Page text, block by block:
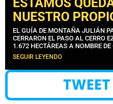
ESTAMOS
NUESTRO
EL GUÍA DE MONTAÑA JULIÁN
CERRARON EL PASO AL CERRO
1.672 HECTÁREAS A NOMBRE
SEGUIR LEYENDO